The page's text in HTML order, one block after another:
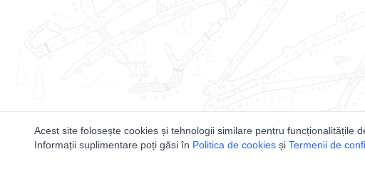
Acest site folosește cookies și tehnologii similare pentru funcționalitățile
Informații suplimentare poți găsi în Politica de cookies și Termenii de